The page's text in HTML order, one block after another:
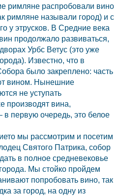
римляне распробовали вино
римляне называли город) и с
у этрусков. В Средние века
продолжало развиваться,
Урбс Ветус (это уже
Известно, что в
было закреплено: часть
вином. Нынешние
не уступать
производят вина,
первую очередь, это белое
мы рассмотрим и посетим
Святого Патрика, собор
в полное средневековье
Мы стойко пройдем
попробовать вино, так
за город, на одну из